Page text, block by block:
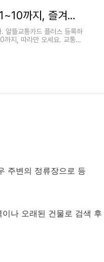
알뜰교통카드 플러스 만들기 1~10까지, 즐겨찾기 등록
알뜰교통카드 플러스 등록하
까지, 따라만 오세요. 교통비
주변의 정류장으로 등
나 오래된 건물로 검색 후